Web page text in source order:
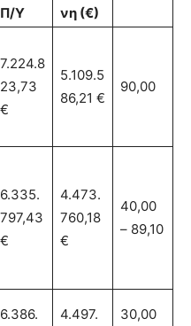
Π/Υ
νη (€)
7.224.8
23,73
€
5.109.5
86,21 €
90,00
6.335.
797,43
€
4.473.
760,18
€
40,00
– 89,10
6.386.
4.497.
30,00